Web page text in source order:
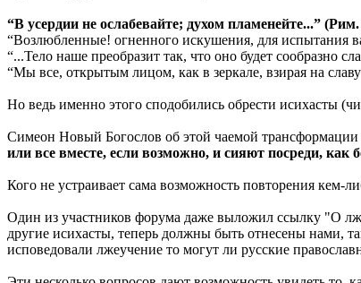
“В усердии не ослабевайте; духом пламенейте...” (Рим.
“Возлюбленные! огненного искушения, для испытания
“...Тело наше преобразит так, что оно будет сообразно
“Мы все, открытым лицом, как в зеркале, взирая на
Но ведь именно этого сподобились обрести исихасты
Симеон Новый Богослов об этой чаемой трансформации
или все вместе, если возможно, и сияют посреди, как
Кого не устраивает сама возможность повторения кем-
Один из участников форума даже выложил ссылку "О
другие исихасты, теперь должны быть отнесены нами,
исповедовали лжеучение то могут ли русские